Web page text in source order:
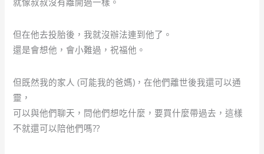
但在他去投胎後，我就沒辦法連到他了。
還是會想他，會小難過，祝福他。
但既然我的家人 (可能我的爸媽)，在他們離世後我還可以通
靈，
可以與他們聊天，問他們想吃什麼，要買什麼帶過去，這樣
不就還可以陪他們嗎??